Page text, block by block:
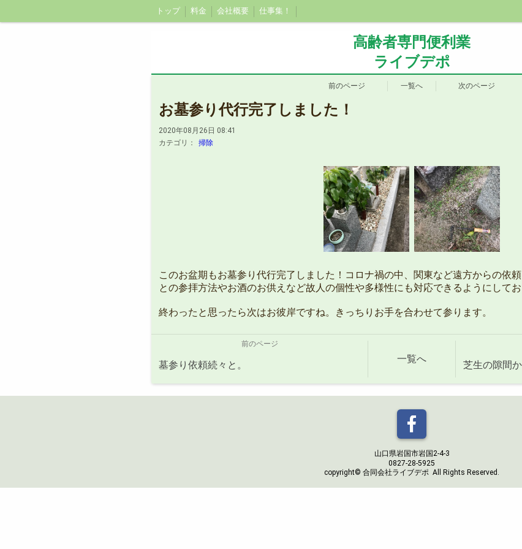
トップ 料金 会社概要 仕事集！
高齢者専門便利業
ライブデポ
前のページ 一覧へ 次のページ
お墓参り代行完了しました！
2020年08月26日 08:41
カテゴリ：
掃除
このお盆期もお墓参り代行完了しました！コロナ禍の中、関東など遠方からの依
との参拝方法やお酒のお供えなど故人の個性や多様性にも対応できるようにしてお
終わったと思ったら次はお彼岸ですね。きっちりお手を合わせて参ります。
前のページ
墓参り依頼続々と。
一覧へ
芝生の隙間
山口県岩国市岩国2-4-3
0827-28-5925
copyright© 合同会社ライブデポ All Rights Reserved.